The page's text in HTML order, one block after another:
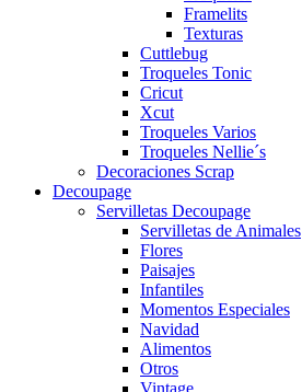
Framelits
Texturas
Cuttlebug
Troqueles Tonic
Cricut
Xcut
Troqueles Varios
Troqueles Nellie´s
Decoraciones Scrap
Decoupage
Servilletas Decoupage
Servilletas de Animales
Flores
Paisajes
Infantiles
Momentos Especiales
Navidad
Alimentos
Otros